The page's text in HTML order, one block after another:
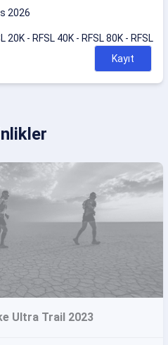
2026
20K - RFSL 40K - RFSL 80K - RFSL
Kayıt
Ultra Trail 2023